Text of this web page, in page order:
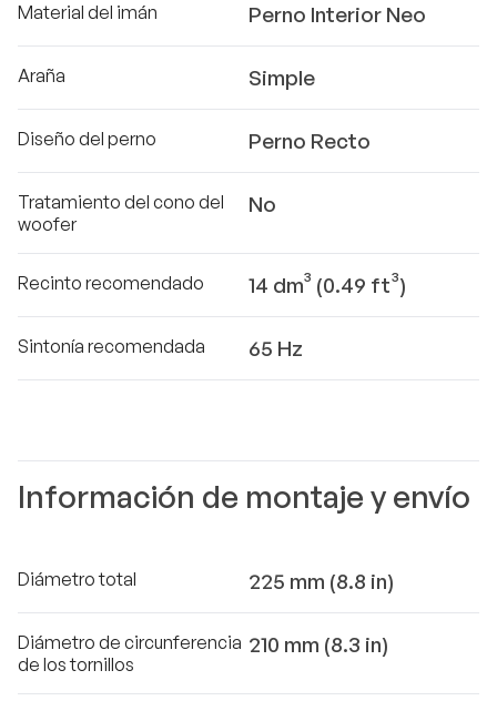
Material del imán Perno Interior Neo
Araña Simple
Diseño del perno Perno Recto
Tratamiento del cono del
woofer
No
Recinto recomendado 14 dm³ (0.49 ft³)
Sintonía recomendada 65 Hz
Información de montaje y envío
Diámetro total 225 mm (8.8 in)
Diámetro de circunferencia
de los tornillos
210 mm (8.3 in)